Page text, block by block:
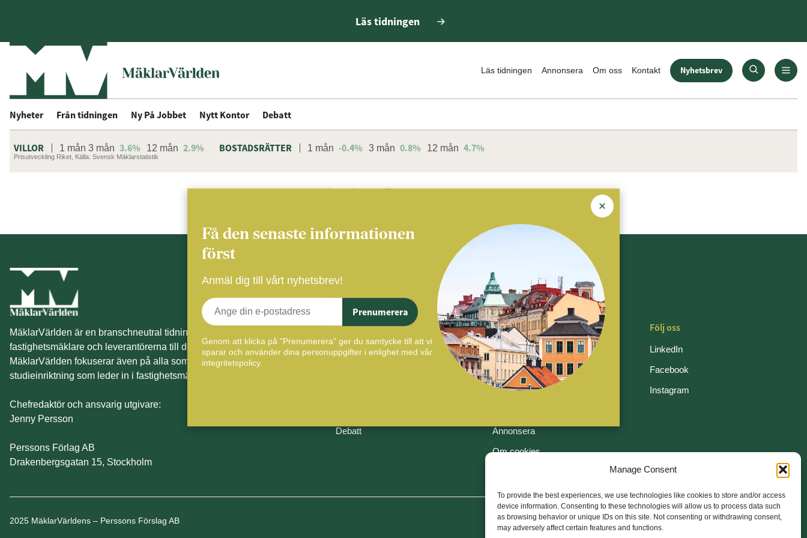
Manage Consent
To provide the best experiences, we use technologies like cookies to store and/or access
device information. Consenting to these technologies will allow us to process data such
as browsing behavior or unique IDs on this site. Not consenting or withdrawing consent,
may adversely affect certain features and functions.
Läs tidningen
Läs tidningen Annonsera Om oss Kontakt Nyhetsbrev
Nyheter Från tidningen Ny På Jobbet Nytt Kontor Debatt
VILLOR 1 mån 3 mån 3.6% 12 mån 2.9% BOSTADSRÄTTER 1 mån -0.4% 3 mån 0.8% 12 mån 4.7%
Prisutveckling Riket, Källa: Svensk Mäklarstatistik
This is the tag page
MäklarVärlden är en branschneutral tidning för Sveriges
fastighetsmäklare och leverantörerna till dessa.
MäklarVärlden fokuserar även på alla som har en
studieinriktning som leder in i fastighetsmäklarbranschen.
Chefredaktör och ansvarig utgivare:
Jenny Persson
Perssons Förlag AB
Drakenbergsgatan 15, Stockholm
Våra ämnen
Nyheter
Debatt
Om
Kontakt
Om oss
Nyhetsbrev
Annonsera
Om cookies
Följ oss
LinkedIn
Facebook
Instagram
2025 MäklarVärldens – Perssons Förslag AB
Få den senaste informationen
först
Anmäl dig till vårt nyhetsbrev!
Prenumerera
Genom att klicka på "Prenumerera" ger du samtycke till att vi
sparar och använder dina personuppgifter i enlighet med vår
integritetspolicy.